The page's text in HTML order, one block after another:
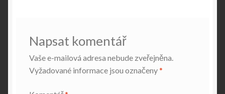
Napsat komentář
Vaše e-mailová adresa nebude zveřejněna.
Vyžadované informace jsou označeny*